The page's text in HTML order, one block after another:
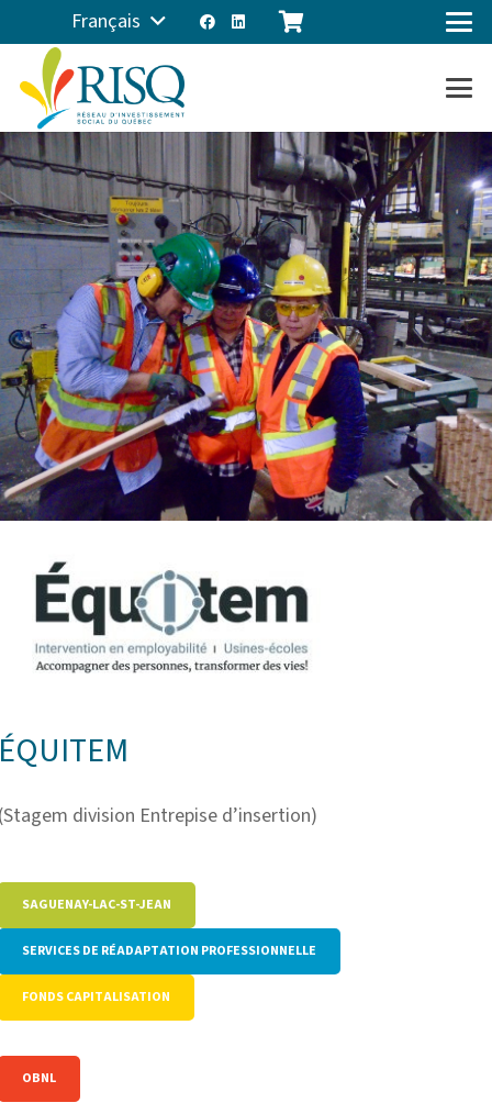
Français
division Entrepise d’insertion)
SAGUENAY-LAC-ST-JEAN
SERVICES DE RÉADAPTATION PROFESSIONNELLE
FONDS CAPITALISATION
OBNL